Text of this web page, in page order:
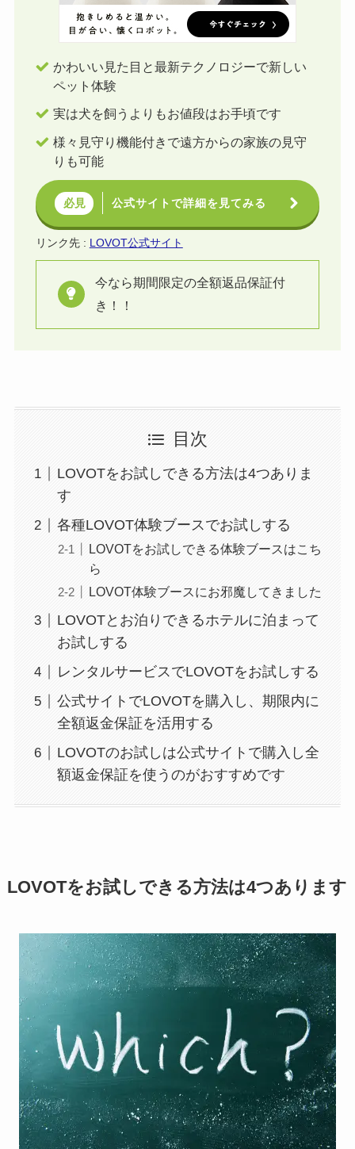
かわいい見た目と最新テクノロジーで新しい
ペット体験
実は犬を飼うよりもお値段はお手頃です
様々見守り機能付きで遠方からの家族の見守
りも可能
必見 公式サイトで詳細を見てみる
リンク先 : LOVOT公式サイト
今なら期間限定の全額返品保証付
き！！
目次
LOVOTをお試しできる方法は4つありま
す
各種LOVOT体験ブースでお試しする
LOVOTをお試しできる体験ブースはこち
ら
LOVOT体験ブースにお邪魔してきました
LOVOTとお泊りできるホテルに泊まって
お試しする
レンタルサービスでLOVOTをお試しする
公式サイトでLOVOTを購入し、期限内に
全額返金保証を活用する
LOVOTのお試しは公式サイトで購入し全
額返金保証を使うのがおすすめです
LOVOTをお試しできる方法は4つあります